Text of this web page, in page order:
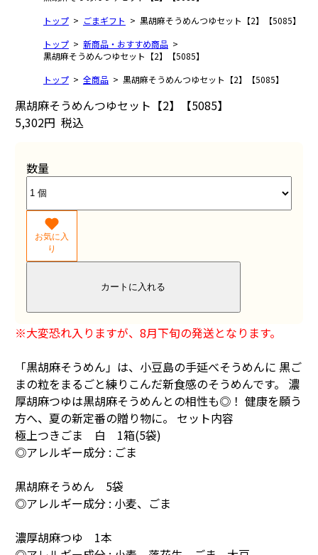
トップ
ごまギフト
黒胡麻そうめんつゆセット【2】【5085】
トップ
新商品・おすすめ商品
黒胡麻そうめんつゆセット【2】【5085】
トップ
全商品 黒胡麻そうめんつゆセット【2】【5085】
黒胡麻そうめんつゆセット【2】【5085】
5,302円 税込
数量
お気に入
り
カートに入れる
※大変恐れ入りますが、8月下旬の発送となります。
「黒胡麻そうめん」は、小豆島の手延べそうめんに 黒ご
まの粒をまるごと練りこんだ新食感のそうめんです。 濃
厚胡麻つゆは黒胡麻そうめんとの相性も◎！ 健康を願う
方へ、夏の新定番の贈り物に。 セット内容
極上つきごま 白 1箱(5袋)
◎アレルギー成分 : ごま
黒胡麻そうめん 5袋
◎アレルギー成分 : 小麦、ごま
濃厚胡麻つゆ 1本